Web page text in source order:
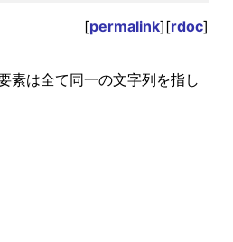
[permalink][rdoc]
素は全て同一の文字列を指し